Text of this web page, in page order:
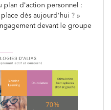
d'action personnel :
dès aujourd'hui ? »
devant le groupe